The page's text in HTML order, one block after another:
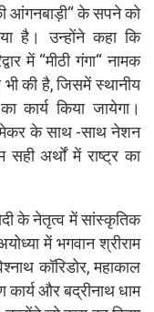
आंगनबाड़ी“ के सपने को
है। उन्होंने कहा कि
में “मीठी गंगा“ नामक
की है, जिसमें स्थानीय
कार्य किया जायेगा।
मेकर के साथ -साथ नेशन
अर्थों में राष्ट्र का
के नेतृत्व में सांस्कृतिक
में भगवान श्रीराम
कॉरिडोर, महाकाल
कार्य और बद्रीनाथ धाम